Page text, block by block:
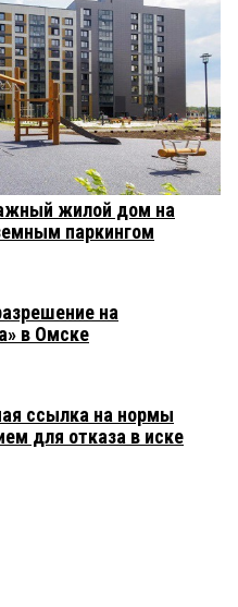
жилой дом на
паркингом
на
в Омске
ссылка на нормы
для отказа в иске